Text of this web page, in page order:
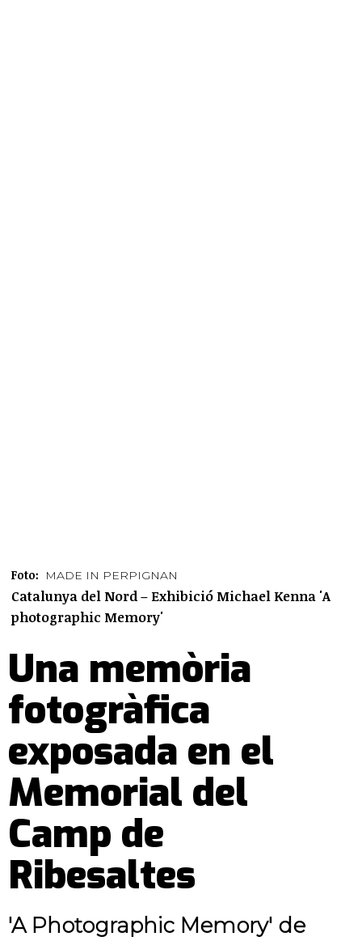
Foto: MADE IN PERPIGNAN
Catalunya del Nord – Exhibició Michael Kenna 'A
photographic Memory'
Una memòria
fotogràfica
exposada en el
Memorial del
Camp de
Ribesaltes
'A Photographic Memory' de